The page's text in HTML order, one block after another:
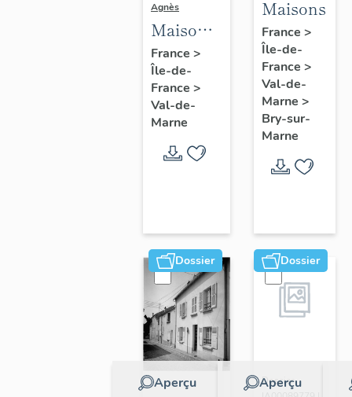
Agnès
Maisons,
Fermes
France >
Île-de-
France >
Val-de-
Marne
Maisons
France >
Île-de-
France >
Val-de-
Marne >
Bry-sur-
Marne
Dossier
Aperçu
Dossier
Aperçu
Dossier